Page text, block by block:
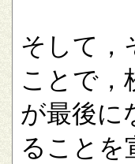
そして，
ことで，
が最後に
ることを